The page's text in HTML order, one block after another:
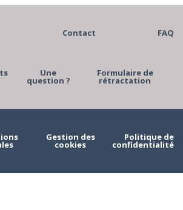
Contact FAQ
Une
question ?
Formulaire de
rétractation
Gestion des
cookies
Politique de
confidentialité